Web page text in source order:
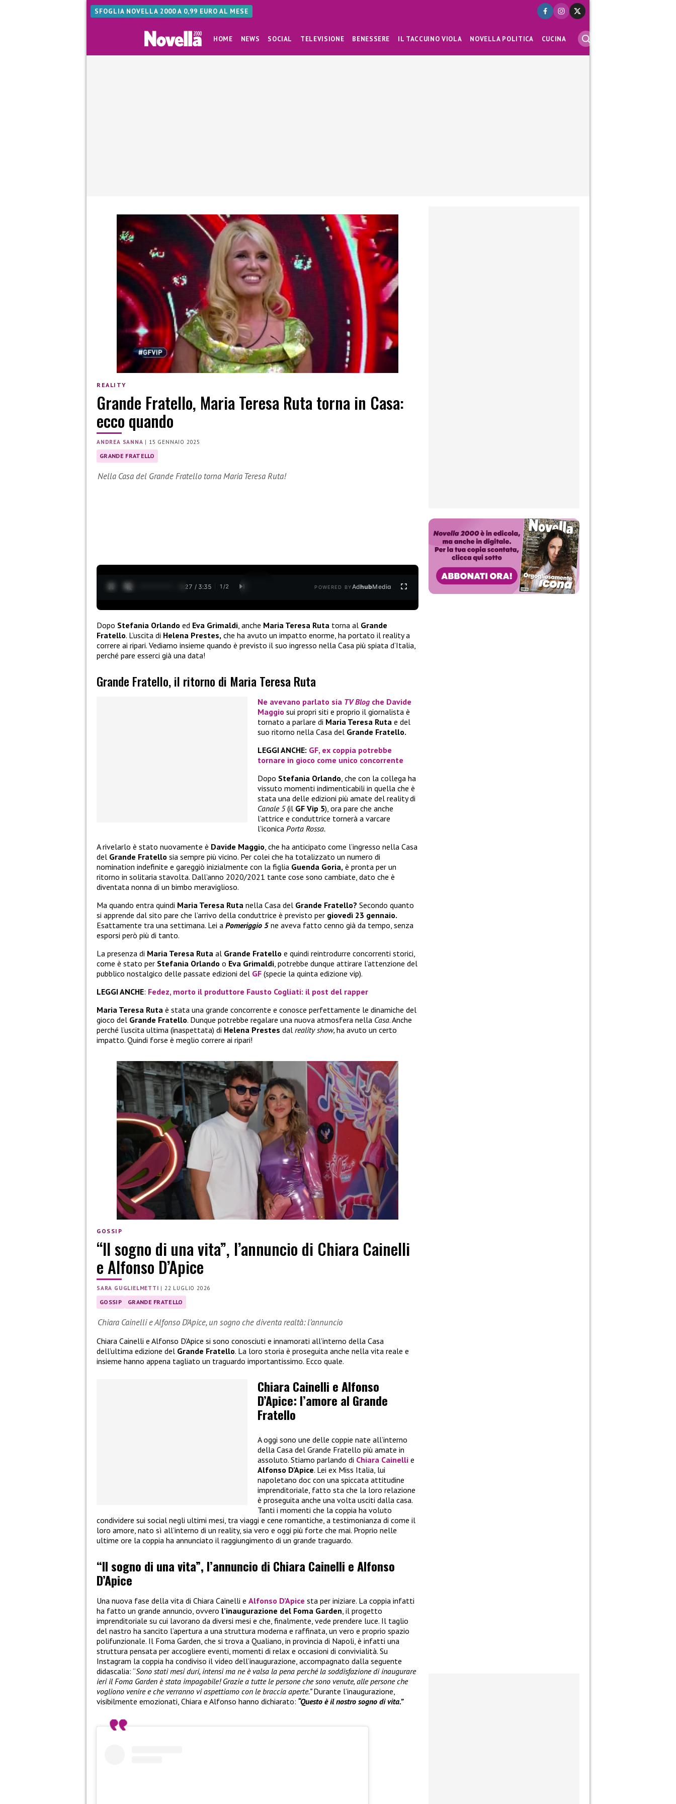
SFOGLIA NOVELLA 2000 A 0,99 EURO AL MESE
HOME NEWS SOCIAL TELEVISIONE BENESSERE IL TACCUINO VIOLA NOVELLA POLITICA CUCINA
REALITY
Grande Fratello, Maria Teresa Ruta torna in Casa:
ecco quando
ANDREA SANNA | 15 GENNAIO 2025
GRANDE FRATELLO
Nella Casa del Grande Fratello torna Maria Teresa Ruta!
0:28 / 3:35 1 /2 POWERED BYAdhubMedia
Dopo Stefania Orlando ed Eva Grimaldi, anche Maria Teresa Ruta torna al Grande
Fratello. L’uscita di Helena Prestes, che ha avuto un impatto enorme, ha portato il reality a
correre ai ripari. Vediamo insieme quando è previsto il suo ingresso nella Casa più spiata d’Italia,
perché pare esserci già una data!
Grande Fratello, il ritorno di Maria Teresa Ruta
Ne avevano parlato sia TV Blog che Davide
Maggio sui propri siti e proprio il giornalista è
tornato a parlare di Maria Teresa Ruta e del
suo ritorno nella Casa del Grande Fratello.
LEGGI ANCHE: GF, ex coppia potrebbe
tornare in gioco come unico concorrente
Dopo Stefania Orlando , che con la collega ha
vissuto momenti indimenticabili in quella che è
stata una delle edizioni più amate del reality di
Canale 5(il GF Vip 5), ora pare che anche
l’attrice e conduttrice tornerà a varcare
l’iconica Porta Rossa.
A rivelarlo è stato nuovamente è Davide Maggio , che ha anticipato come l’ingresso nella Casa
del Grande Fratello sia sempre più vicino. Per colei che ha totalizzato un numero di
nomination indefinite e gareggiò inizialmente con la figlia Guenda Goria, è pronta per un
ritorno in solitaria stavolta. Dall’anno 2020/2021 tante cose sono cambiate, dato che è
diventata nonna di un bimbo meraviglioso.
Ma quando entra quindi Maria Teresa Ruta nella Casa del Grande Fratello? Secondo quanto
si apprende dal sito pare che l’arrivo della conduttrice è previsto per giovedì 23 gennaio.
Esattamente tra una settimana. Lei a Pomeriggio 5 ne aveva fatto cenno già da tempo, senza
esporsi però più di tanto.
La presenza di Maria Teresa Ruta al Grande Fratello e quindi reintrodurre concorrenti storici,
come è stato per Stefania Orlando o Eva Grimaldi , potrebbe dunque attirare l’attenzione del
pubblico nostalgico delle passate edizioni del GF (specie la quinta edizione vip).
LEGGI ANCHE: Fedez, morto il produttore Fausto Cogliati: il post del rapper
Maria Teresa Ruta è stata una grande concorrente e conosce perfettamente le dinamiche del
gioco del Grande Fratello. Dunque potrebbe regalare una nuova atmosfera nella Casa. Anche
perché l’uscita ultima (inaspettata) di Helena Prestes dal reality show, ha avuto un certo
impatto. Quindi forse è meglio correre ai ripari!
GOSSIP
“Il sogno di una vita”, l’annuncio di Chiara Cainelli
e Alfonso D’Apice
SARA GUGLIELMETTI |22 LUGLIO 2026
GOSSIP GRANDE FRATELLO
Chiara Cainelli e Alfonso D’Apice, un sogno che diventa realtà: l’annuncio
Chiara Cainelli e Alfonso D’Apice si sono conosciuti e innamorati all’interno della Casa
dell’ultima edizione del Grande Fratello. La loro storia è proseguita anche nella vita reale e
insieme hanno appena tagliato un traguardo importantissimo. Ecco quale.
Chiara Cainelli e Alfonso
D’Apice: l’amore al Grande
Fratello
A oggi sono une delle coppie nate all’interno
della Casa del Grande Fratello più amate in
assoluto. Stiamo parlando di Chiara Cainelli e
Alfonso D’Apice. Lei ex Miss Italia, lui
napoletano doc con una spiccata attitudine
imprenditoriale, fatto sta che la loro relazione
è proseguita anche una volta usciti dalla casa.
Tanti i momenti che la coppia ha voluto
condividere sui social negli ultimi mesi, tra viaggi e cene romantiche, a testimonianza di come il
loro amore, nato sì all’interno di un reality, sia vero e oggi più forte che mai. Proprio nelle
ultime ore la coppia ha annunciato il raggiungimento di un grande traguardo.
“Il sogno di una vita”, l’annuncio di Chiara Cainelli e Alfonso
D’Apice
Una nuova fase della vita di Chiara Cainelli e Alfonso D’Apice sta per iniziare. La coppia infatti
ha fatto un grande annuncio, ovvero l’inaugurazione del Foma Garden , il progetto
imprenditoriale su cui lavorano da diversi mesi e che, finalmente, vede prendere luce. Il taglio
del nastro ha sancito l’apertura a una struttura moderna e raffinata, un vero e proprio spazio
polifunzionale. Il Foma Garden, che si trova a Qualiano, in provincia di Napoli, è infatti una
struttura pensata per accogliere eventi, momenti di relax e occasioni di convivialità. Su
Instagram la coppia ha condiviso il video dell’inaugurazione, accompagnato dalla seguente
didascalia: “Sono stati mesi duri, intensi ma ne è valsa la pena perché la soddisfazione di inaugurare
ieri il Foma Garden è stata impagabile! Grazie a tutte le persone che sono venute, alle persone che
vogliono venire e che verranno vi aspettiamo con le braccia aperte.”Durante l’inaugurazione,
visibilmente emozionati, Chiara e Alfonso hanno dichiarato: “Questo è il nostro sogno di vita.”